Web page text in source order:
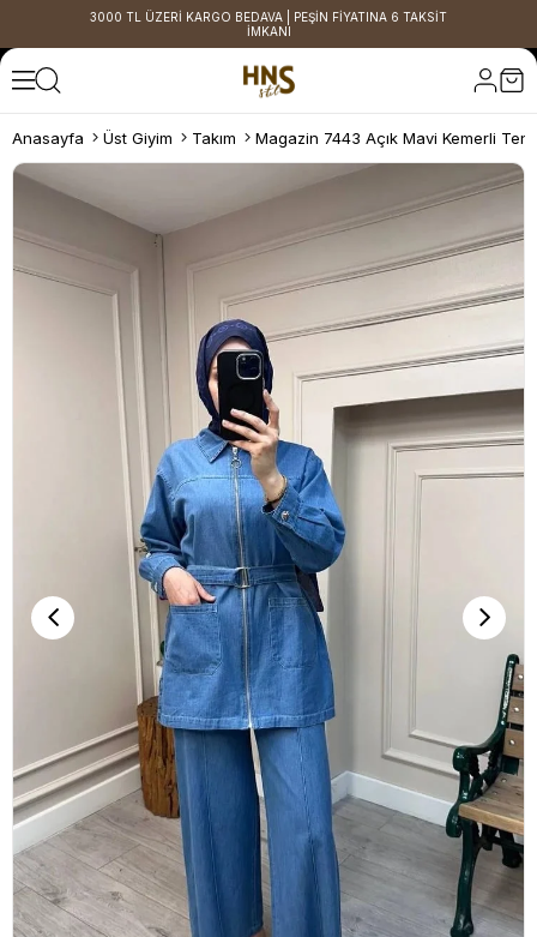
3000 TL ÜZERİ KARGO BEDAVA | PEŞİN FİYATINA 6 TAKSİT
İMKANI
Anasayfa Üst Giyim Takım Magazin 7443 Açık Mavi Kemerli